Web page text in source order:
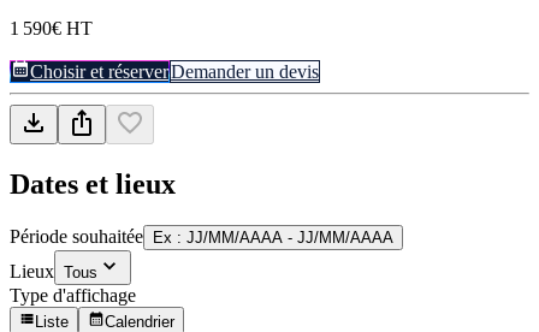
1 590€ HT
Choisir et réserverDemander un devis
Dates et lieux
Période souhaitée Ex : JJ/MM/AAAA - JJ/MM/AAAA
Lieux Tous
Type d'affichage
Liste Calendrier